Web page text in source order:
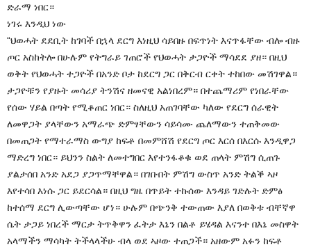
ድራማ ነበር።
ነገሩ እንዲህ ነው
“ህወሓት ደደቢት ከገባች በኋላ ደርግ እነዚህ ሳይበዙ በፍጥነት እናጥፋቸው ብሎ ብዙ
ጦር አስከትሎ በሁሉም የትግራይ ገጠሮች የህወሓት ታጋዮች ማሳደደ ያዘ። በዚህ
ወቅት የህወሓት ተጋዮች በአንድ ቦታ ከደርግ ጋር በቅርብ ርቀት ተከበው መሽገዋል።
ታጋዮቹን የያዙት መሳሪያ ትንሽና ዘመናዊ አልነበረም። በተጨማሪም የነበራቸው
የሰው ሃይል በጣት የሚቆጠር ነበር። ስለዚህ አጠገባቸው ካለው የደርግ ሰራዊት
ለመዋጋት ያላቸውን አማራጭ ድምፃቸውን ሳይሳሙ ጨለማውን ተጠቅመው
በመጠጋት የማተራማስ ውግያ ከፍቶ በመምሸሽ የደርግ ጦር እርሰ በእርሱ እንዲዋጋ
ማድረግ ነበር። ይህንን ስልት ለመተግበር እየተንፋቆቁ ወደ ጠላት ምሽግ ሲጠጉ
ያልታሰበ አንድ አደጋ ያጋጥማቸዋል። በገቡበት ምሽግ ውስጥ አንድ ትልቕ ኣዞ
እየተሳበ እነሱ ጋር ይደርሳል። በዚህ ግዜ በጥይት ተኩሰው እንዳይ ገድሉት ድምፅ
ከተሰማ ደርግ ሊውጣቸው ሆነ። ሁሉም በጭንቅ ተውጠው እያለ በወቅቱ ብቸኛዋ
ሴት ታጋይ ነበረች ማርታ ትጥቅዋን ፈትታ እኔን በልቶ ይሄዳል እናንተ በእኔ መስዋት
አላማችን ማሳካት ትችላላችሁ ብላ ወደ ኣዞው ተጠጋች። አዘውም አፉን ከፍቶ